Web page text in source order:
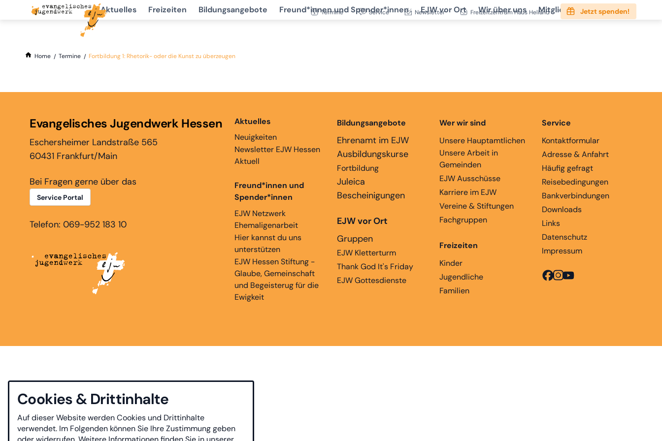
Termine Service Newsletter Freizeitzentrum Haus Heliand Jetzt spenden!
Aktuelles Freizeiten Bildungsangebote Freund*innen und Spender*innen EJW vor Ort Wir über uns Mitgliedschaft Service
Home Termine Fortbildung 1: Rhetorik- oder die Kunst zu überzeugen
Evangelisches Jugendwerk Hessen
Eschersheimer Landstraße 565
60431 Frankfurt/Main
Bei Fragen gerne über das
Service Portal
Telefon: 069-952 183 10
Aktuelles
Neuigkeiten
Newsletter EJW Hessen
Aktuell
Freund*innen und
Spender*innen
EJW Netzwerk
Ehemaligenarbeit
Hier kannst du uns
unterstützen
EJW Hessen Stiftung -
Glaube, Gemeinschaft
und Begeisterug für die
Ewigkeit
Bildungsangebote
Ehrenamt im EJW
Ausbildungskurse
Fortbildung
Juleica
Bescheinigungen
EJW vor Ort
Gruppen
EJW Kletterturm
Thank God It's Friday
EJW Gottesdienste
Wer wir sind
Unsere Hauptamtlichen
Unsere Arbeit in
Gemeinden
EJW Ausschüsse
Karriere im EJW
Vereine & Stiftungen
Fachgruppen
Freizeiten
Kinder
Jugendliche
Familien
Service
Kontaktformular
Adresse & Anfahrt
Häufig gefragt
Reisebedingungen
Bankverbindungen
Downloads
Links
Datenschutz
Impressum
Cookies & Drittinhalte
Auf dieser Website werden Cookies und Drittinhalte
verwendet. Im Folgenden können Sie Ihre Zustimmung geben